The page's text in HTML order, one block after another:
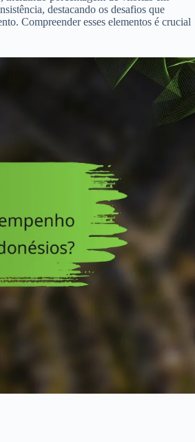
destacando os desafios que
Compreender esses elementos é crucial